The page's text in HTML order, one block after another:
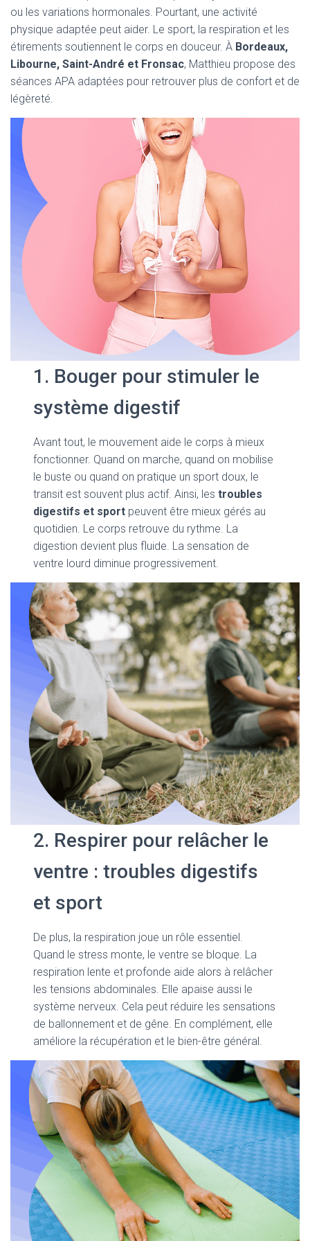
ou les variations hormonales. Pourtant, une activité
physique adaptée peut aider. Le sport, la respiration et les
étirements soutiennent le corps en douceur. À Bordeaux,
Libourne, Saint-André et Fronsac, Matthieu propose des
séances APA adaptées pour retrouver plus de confort et de
légèreté.
1. Bouger pour stimuler le
système digestif
Avant tout, le mouvement aide le corps à mieux
fonctionner. Quand on marche, quand on mobilise
le buste ou quand on pratique un sport doux, le
transit est souvent plus actif. Ainsi, lestroubles
digestifs et sport peuvent être mieux gérés au
quotidien. Le corps retrouve du rythme. La
digestion devient plus fluide. La sensation de
ventre lourd diminue progressivement.
2. Respirer pour relâcher le
ventre : troubles digestifs
et sport
De plus, la respiration joue un rôle essentiel.
Quand le stress monte, le ventre se bloque. La
respiration lente et profonde aide alors à relâcher
les tensions abdominales. Elle apaise aussi le
système nerveux. Cela peut réduire les sensations
de ballonnement et de gêne. En complément, elle
améliore la récupération et le bien-être général.